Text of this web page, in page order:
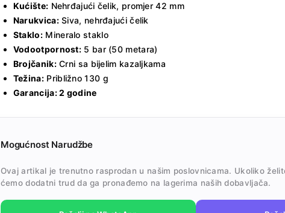
Kućište: Nehrđajući čelik, promjer 42 mm
Narukvica:Siva, nehrđajući čelik
Staklo: Mineralo staklo
Vodootpornost: 5 bar (50 metara)
Brojčanik:Crni sa bijelim kazaljkama
Težina: Približno 130 g
Garancija: 2 godine
Mogućnost Narudžbe
Ovaj artikal je trenutno rasprodan u našim poslovnicama. Ukoliko
ćemo dodatni trud da ga pronađemo na lagerima naših dobavljača.